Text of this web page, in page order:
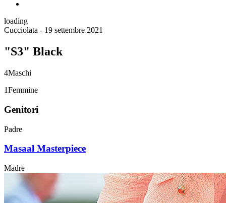
loading
Cucciolata - 19 settembre 2021
"S3" Black
4Maschi
1Femmine
Genitori
Padre
Masaal Masterpiece
Madre